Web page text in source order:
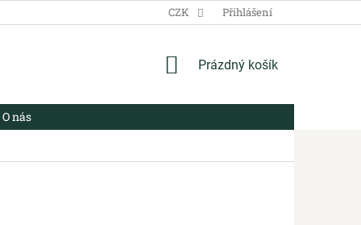
VŠEOBECNÉ OBCHODNÍ PODMÍNKY ZÁSADY ZPRACOVÁNÍ
CZK Přihlášení
NÁKUPNÍ
Prázdný košík
O nás